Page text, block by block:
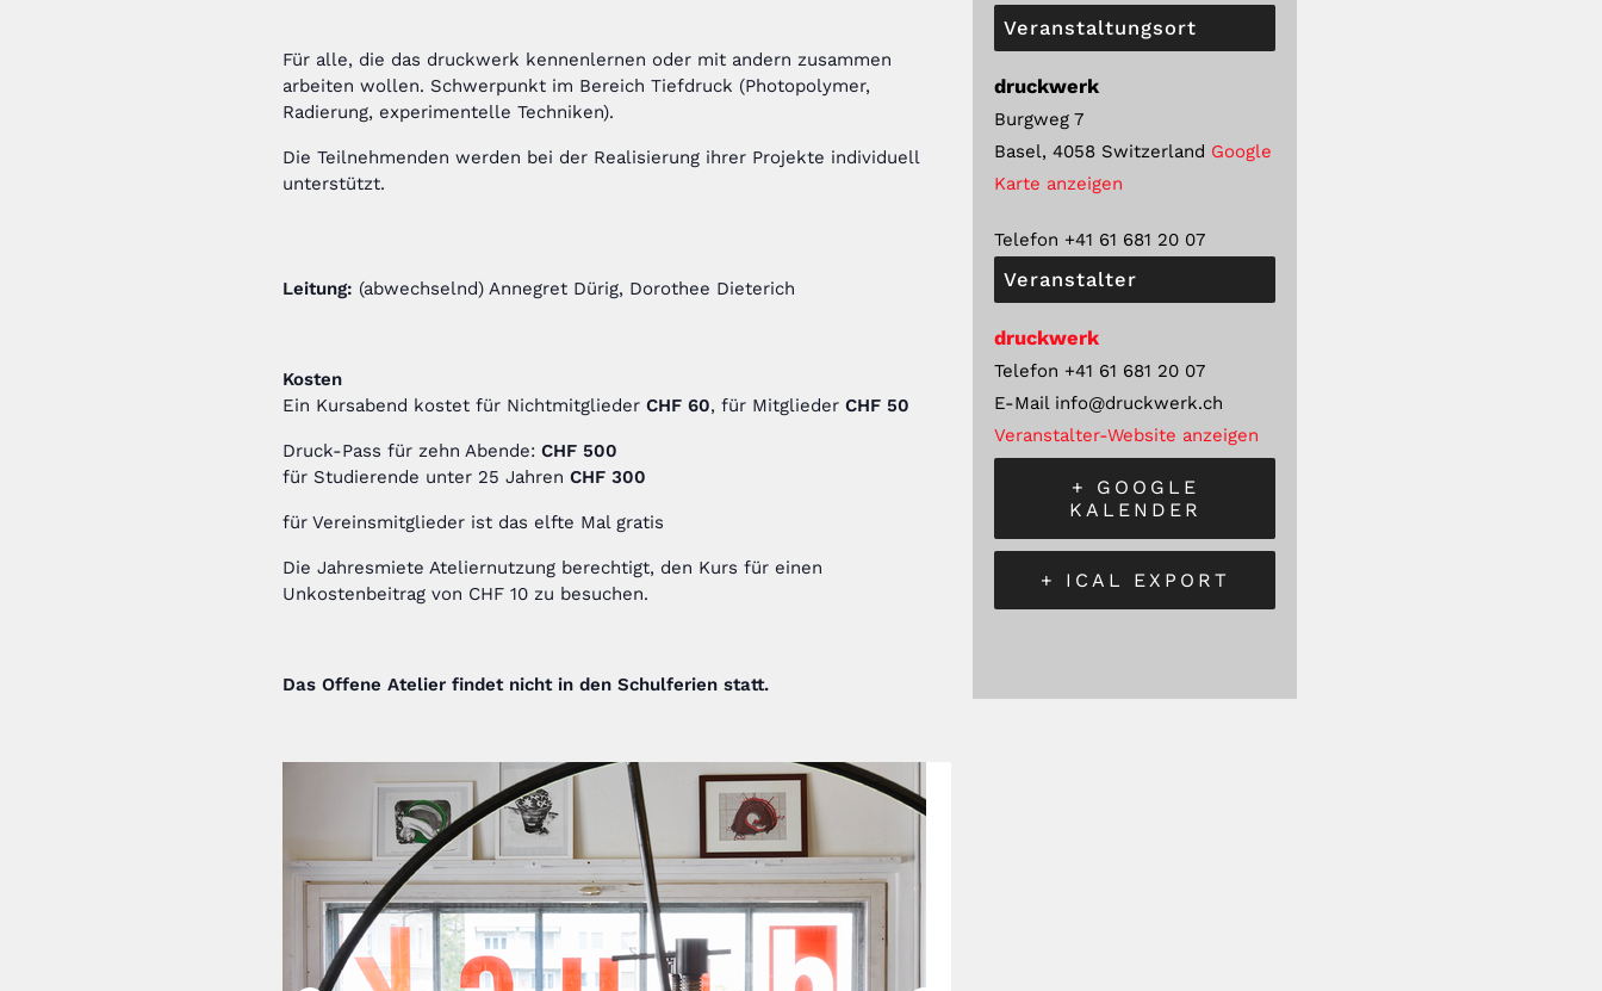
Für alle, die das druckwerk kennenlernen oder mit andern zusammen
arbeiten wollen. Schwerpunkt im Bereich Tiefdruck (Photopolymer,
Radierung, experimentelle Techniken).
Die Teilnehmenden werden bei der Realisierung ihrer Projekte individuell
unterstützt.
Leitung: (abwechselnd) Annegret Dürig, Dorothee Dieterich
Kosten
Ein Kursabend kostet für Nichtmitglieder CHF 60, für Mitglieder CHF 50
Druck-Pass für zehn Abende: CHF 500
für Studierende unter 25 Jahren CHF 300
für Vereinsmitglieder ist das elfte Mal gratis
Die Jahresmiete Ateliernutzung berechtigt, den Kurs für einen
Unkostenbeitrag von CHF 10 zu besuchen.
Das Offene Atelier findet nicht in den Schulferien statt.
Veranstaltungsort
druckwerk
Burgweg 7
Basel, 4058 Switzerland Google
Karte anzeigen
Telefon +41 61 681 20 07
Veranstalter
druckwerk
Telefon +41 61 681 20 07
E-Mail info@druckwerk.ch
Veranstalter-Website anzeigen
+ GOOGLE
KALENDER
+ ICAL EXPORT